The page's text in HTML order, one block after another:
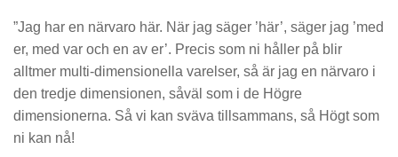
”Jag har en närvaro här. När jag säger ’här’, säger jag ’med
er, med var och en av er’. Precis som ni håller på blir
alltmer multi-dimensionella varelser, så är jag en närvaro i
den tredje dimensionen, såväl som i de Högre
dimensionerna. Så vi kan sväva tillsammans, så Högt som
ni kan nå!